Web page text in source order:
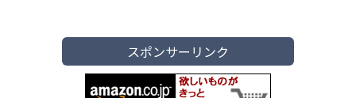
スポンサーリンク